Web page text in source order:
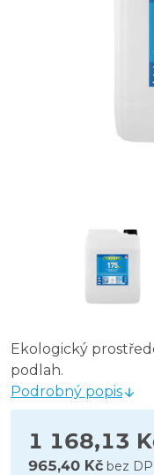
Ekologický
podlah.
Podrobný popis
1 168,13
965,40 Kč bez